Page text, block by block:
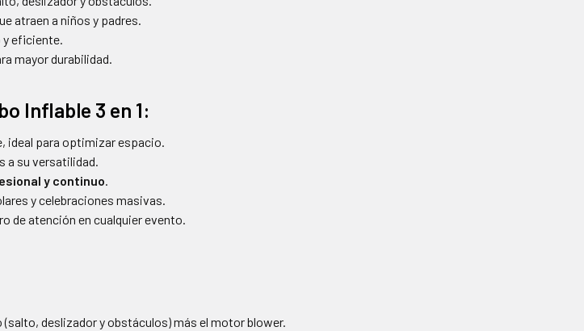
atraen a niños y padres.
y eficiente.
mayor durabilidad.
Inflable 3 en 1:
ideal para optimizar espacio.
a su versatilidad.
y continuo.
y celebraciones masivas.
de atención en cualquier evento.
deslizador y obstáculos) más el motor blower.